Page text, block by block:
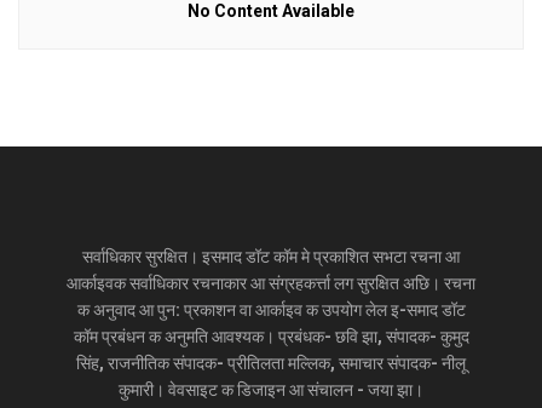
No Content Available
सर्वाधिकार सुरक्षित। इसमाद डॉट कॉम मे प्रकाशित सभटा रचना आ
आर्काइवक सर्वाधिकार रचनाकार आ संग्रहकर्त्ता लग सुरक्षित अछि। रचना
क अनुवाद आ पुन: प्रकाशन वा आर्काइव क उपयोग लेल इ-समाद डॉट
कॉम प्रबंधन क अनुमति आवश्यक। प्रबंधक- छवि झा, संपादक- कुमुद
सिंह, राजनीतिक संपादक- प्रीतिलता मल्लिक, समाचार संपादक- नीलू
कुमारी। वेवसाइट क डिजाइन आ संचालन - जया झा।